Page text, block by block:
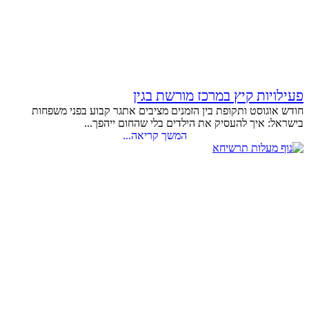
פעילויות קיץ במרכז מורשת בגין
חודש אוגוסט ותקופת בין הזמנים מציבים אתגר קבוע בפני משפחות
בישראל: איך להעסיק את הילדים בלי שהחום ייהפך...
המשך קריאה...